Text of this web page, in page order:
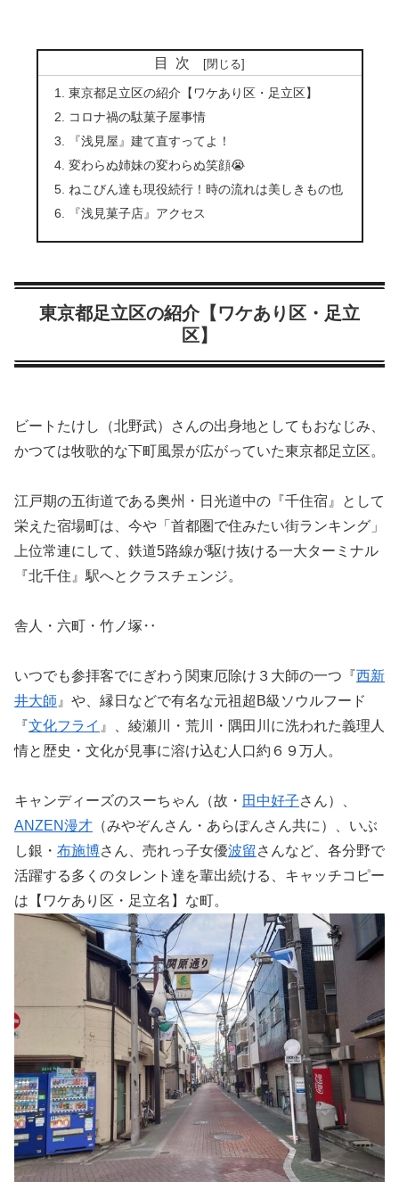
目次
東京都足立区の紹介【ワケあり区・足立区】
コロナ禍の駄菓子屋事情
『浅見屋』建て直すってよ！
変わらぬ姉妹の変わらぬ笑顔😭
ねこびん達も現役続行！時の流れは美しきもの也
『浅見菓子店』アクセス
東京都足立区の紹介【ワケあり区・足立
区】
ビートたけし（北野武）さんの出身地としてもおなじみ、
かつては牧歌的な下町風景が広がっていた東京都足立区。
江戸期の五街道である奥州・日光道中の『千住宿』として
栄えた宿場町は、今や「首都圏で住みたい街ランキング」
上位常連にして、鉄道5路線が駆け抜ける一大ターミナル
『北千住』駅へとクラスチェンジ。
舎人・六町・竹ノ塚‥
いつでも参拝客でにぎわう関東厄除け３大師の一つ『西新
井大師 』や、縁日などで有名な元祖超B級ソウルフード
『文化フライ 』、綾瀬川・荒川・隅田川に洗われた義理人
情と歴史・文化が見事に溶け込む人口約６９万人。
キャンディーズのスーちゃん（故・ 田中好子さん）、
ANZEN漫才 （みやぞんさん・あらぽんさん共に）、いぶ
し銀・ 布施博さん、売れっ子女優波留 さんなど、各分野で
活躍する多くのタレント達を輩出続ける、キャッチコピー
は【ワケあり区・足立名】な町。